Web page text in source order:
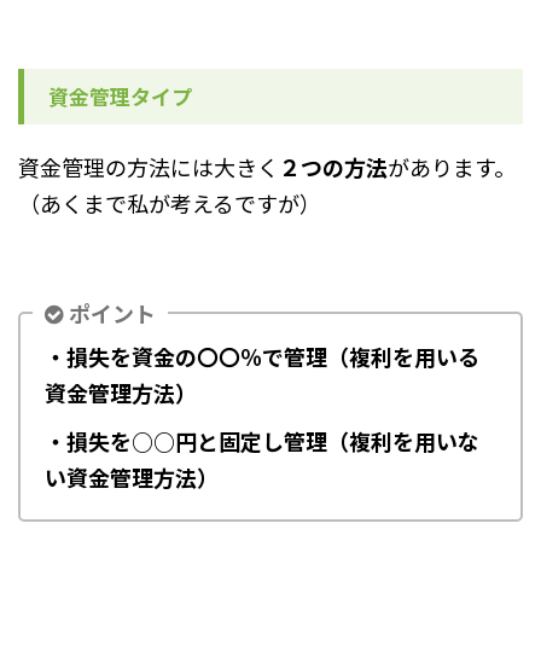
資金管理タイプ
資金管理の方法には大きく ２つの方法があります。
（あくまで私が考えるですが）
ポイント
・損失を資金の〇〇％で管理（複利を用いる
資金管理方法）
・損失を○○円と固定し管理（複利を用いな
い資金管理方法）